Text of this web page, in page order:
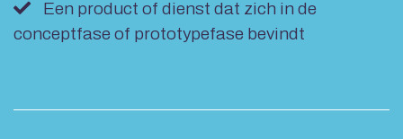
Een product of dienst dat zich in de
conceptfase of prototypefase bevindt